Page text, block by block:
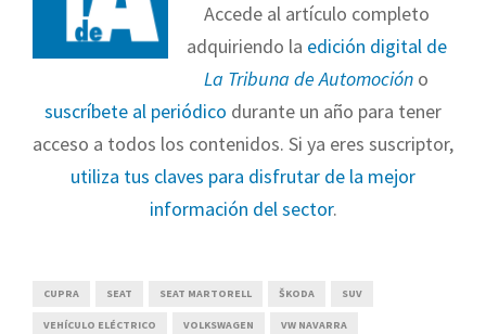
Accede al artículo completo
adquiriendo la edición digital de
La Tribuna de Automoción o
suscríbete al periódico durante un año para tener
acceso a todos los contenidos. Si ya eres suscriptor,
utiliza tus claves para disfrutar de la mejor
información del sector.
CUPRA SEAT SEAT MARTORELL ŠKODA SUV
VEHÍCULO ELÉCTRICO VOLKSWAGEN VW NAVARRA